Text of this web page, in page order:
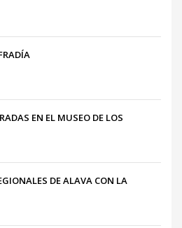
EN EL MUSEO DE LOS
DE ALAVA CON LA